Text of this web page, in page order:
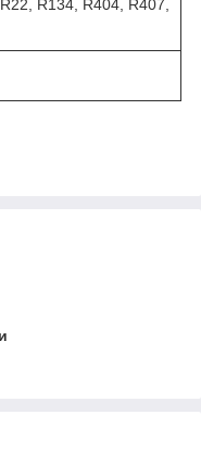
R134, R404, R407,